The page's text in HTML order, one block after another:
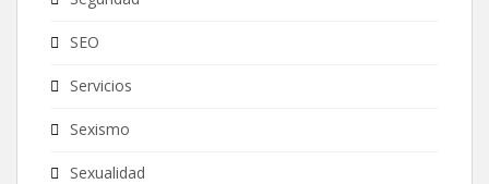
SEO
Servicios
Sexismo
Sexualidad